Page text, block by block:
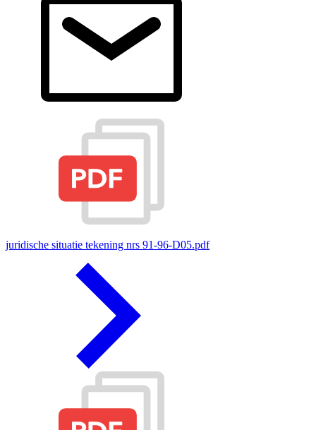
juridische situatie tekening nrs 91-96-D05.pdf